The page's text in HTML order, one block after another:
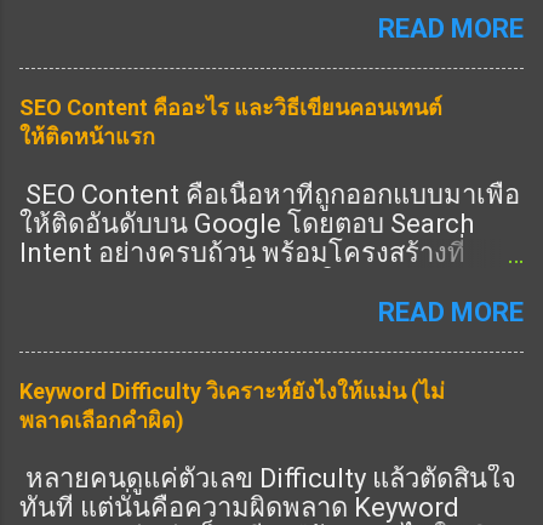
ว่าเนื้อหาคุณ: Expertise (ความเชี่ยวชาญ)
ครบ = อันดับดีขึ้น 🎯 Heading ช่วย E-E-A-T
ยังไง ✔️ 1. แสดง Expertise 👉 ใช้ Heading
ครอบคลุมลึก ✔️ 2. แสดง Experience 👉 มี
หัวข้อ “ประสบการณ์จริง” ✔️ 3. แสดง
Authority 👉 มีหัวข้อครบทุกมุม ✔️ 4. แสดง
Trust 👉 มี FAQ / ข้อมูลชัด 🔧 วิธีเขียน
1. เพิ่ม Heading “ประสบการณ์” 👉 เช่น: จาก
ประสบการณ์จริง 🔥 2. เพิ่ม Heading “ข้อมูล
เชิงลึก” 👉 เช่น: เทคนิคขั้นสูง วิเคราะห์ 🔥 3.
เพิ่ม Heading “คำถาม” 👉 เช่น: FAQ 📊 สูตร
E-E-A-T Heading H1 = keyword หลัก H2 =
ครอบคลุม + เชี่ยวชาญ H3 = ลึก + ราย
ละเอียด 👉 ครบ = ได้คะแนน ⚠️ จุดพลาดที่
READ MORE
SEO Content คืออะไร และวิธีเขียนคอนเทนต์
ให้ติดหน้าแรก
SEO Content คือเนื้อหาที่ถูกออกแบบมาเพื่อ
ให้ติดอันดับบน Google โดยตอบ Search
Intent อย่างครบถ้วน พร้อมโครงสร้างที่
SEO ไม่ใช่แค่ใส่คีย์เวิร์ด แต่คือการสร้าง
เนื้อหาที่: ตรงกับคำค้นหา ตอบคำถามผู้ใช้
ครบถ้วน มีโครงสร้างชัดเจน มีคุณภาพสูง
รองรับทั้ง SEO และ AEO SEO Content ที่ดี
ต้องตอบทั้ง “คนอ่าน” และ “อัลกอริทึม” ②
SEO Content ต่างจากบทความทั่วไปอย่างไร
READ MORE
Keyword Difficulty วิเคราะห์ยังไงให้แม่น (ไม่
พลาดเลือกคำผิด)
หลายคนดูแค่ตัวเลข Difficulty แล้วตัดสินใจ
ทันที แต่นั่นคือความผิดพลาด Keyword